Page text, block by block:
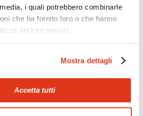
i quali potrebbero combinarle
che ha fornito loro o che hanno
dei loro servizi.
Mostra dettagli
Accetta tutti
»
con noi?